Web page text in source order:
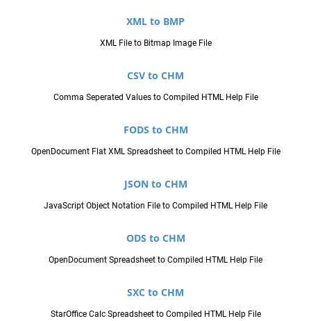
XML to BMP
XML File to Bitmap Image File
CSV to CHM
Comma Seperated Values to Compiled HTML Help File
FODS to CHM
OpenDocument Flat XML Spreadsheet to Compiled HTML Help File
JSON to CHM
JavaScript Object Notation File to Compiled HTML Help File
ODS to CHM
OpenDocument Spreadsheet to Compiled HTML Help File
SXC to CHM
StarOffice Calc Spreadsheet to Compiled HTML Help File